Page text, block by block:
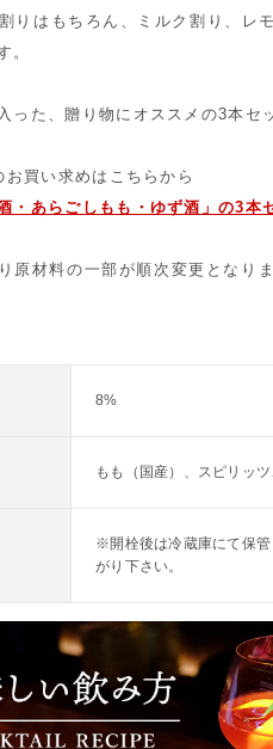
りはもちろん、ミルク割り、レ
。
った、贈り物にオススメの3本セ
買い求めはこちらから
・あらごしもも・ゆず酒」の3本
原材料の一部が順次変更となり
8%
もも（国産）、スピリッ
※開栓後は冷蔵庫にて保
がり下さい。